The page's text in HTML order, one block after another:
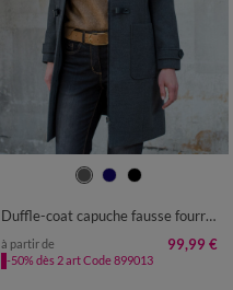
42 44 46
Duffle-coat capuche fausse fourrure uni
à partir de 99,99 €
-50% dès 2 art Code 899013